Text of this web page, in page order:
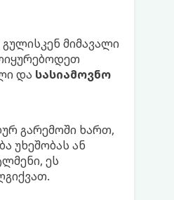
მიმავალი
და სასიამოვნო
გარემოში ხართ,
უხეშობას ან
ეს